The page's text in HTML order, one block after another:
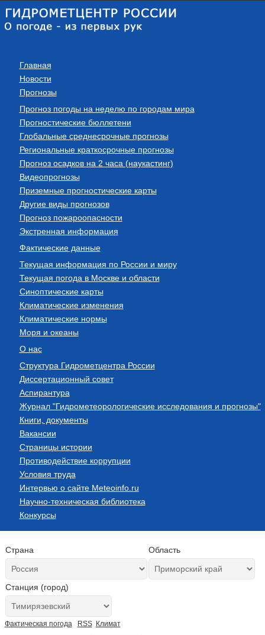
Главная
Новости
Прогнозы
Прогноз погоды на неделю по городам мира
Прогностические бюллетени
Глобальные среднесрочные прогнозы
Региональные краткосрочные прогнозы
Прогноз осадков на 2 часа (наукастинг)
Видеопрогнозы
Приземные прогностические карты
Другие виды прогнозов
Прогноз пожароопасности
Экстренная информация
Фактические данные
Текущая информация по России и миру
Текущая погода в Москве и области
Синоптические карты
Климатические изменения
Климатические нормы
Моря и океаны
О нас
Структура Гидрометцентра России
Диссертационный совет
Аспирантура
Журнал "Гидрометеорологические исследования и прогнозы"
Книги, документы
Вакансии
Страницы истории
Противодействие коррупции
Условия труда
Интервью о сайте Meteoinfo.ru
Научно-техническая библиотека
Конкурсы
Страна Область
Станция (город)
Фактическая погода RSS Климат